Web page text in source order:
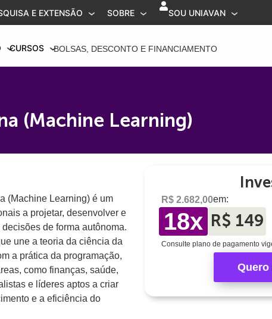
E EXTENSÃO SOBRE SOU UNIAVAN
CURSOS BOLSAS, DESCONTO E FINANCIAMENTO
(Machine Learning)
(Machine Learning) é um
a projetar, desenvolver e
de forma autônoma.
une a teoria da ciência da
a prática da programação,
como finanças, saúde,
e líderes aptos a criar
e a eficiência do
R$ 2.682,00em:
18x R$ 149
Consulte plano de pagamento
Quero